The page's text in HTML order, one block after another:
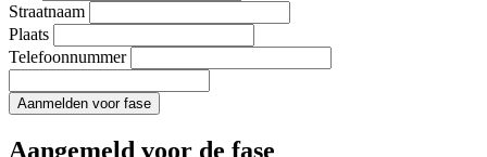
Straatnaam
Plaats
Telefoonnummer
Aanmelden voor fase
Aangemeld voor de fase